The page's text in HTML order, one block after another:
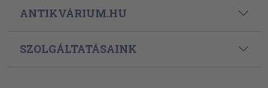
ANTIKVÁRIUM.HU
SZOLGÁLTATÁSAINK